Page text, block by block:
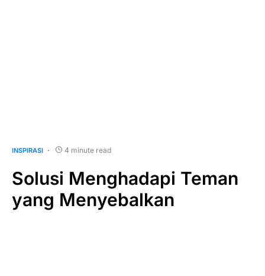
INSPIRASI 4 minute read
Solusi Menghadapi Teman
yang Menyebalkan